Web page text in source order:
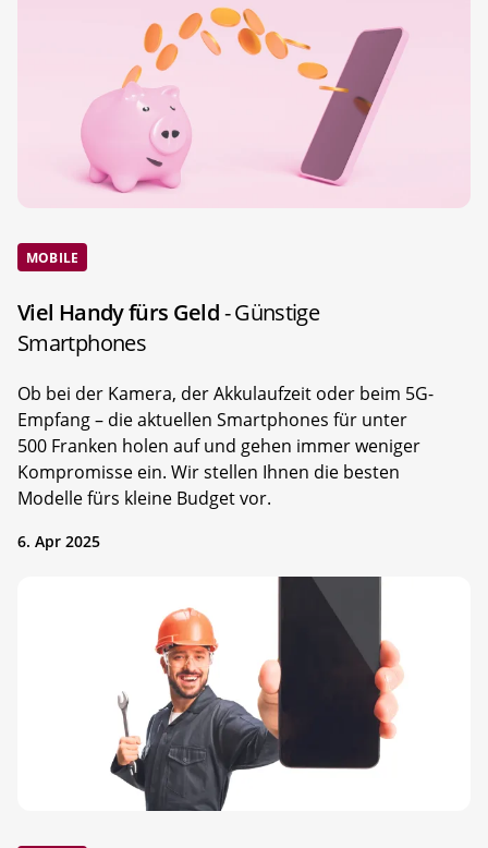
MOBILE
Viel Handy fürs Geld- Günstige
Smartphones
Ob bei der Kamera, der Akkulaufzeit oder beim 5G-
Empfang – die aktuellen Smartphones für unter
500 Franken holen auf und gehen immer weniger
Kompromisse ein. Wir stellen Ihnen die besten
Modelle fürs kleine Budget vor.
6. Apr 2025